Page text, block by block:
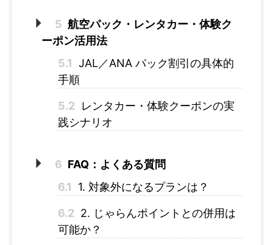
5 航空パック・レンタカー・体験ク
ーポン活用法
5.1 JAL／ANA パック割引の具体的
手順
5.2
レンタカー・体験クーポンの実
践シナリオ
6 FAQ：よくある質問
6.1
1. 対象外になるプランは？
6.2 2. じゃらんポイントとの併用は
可能か？